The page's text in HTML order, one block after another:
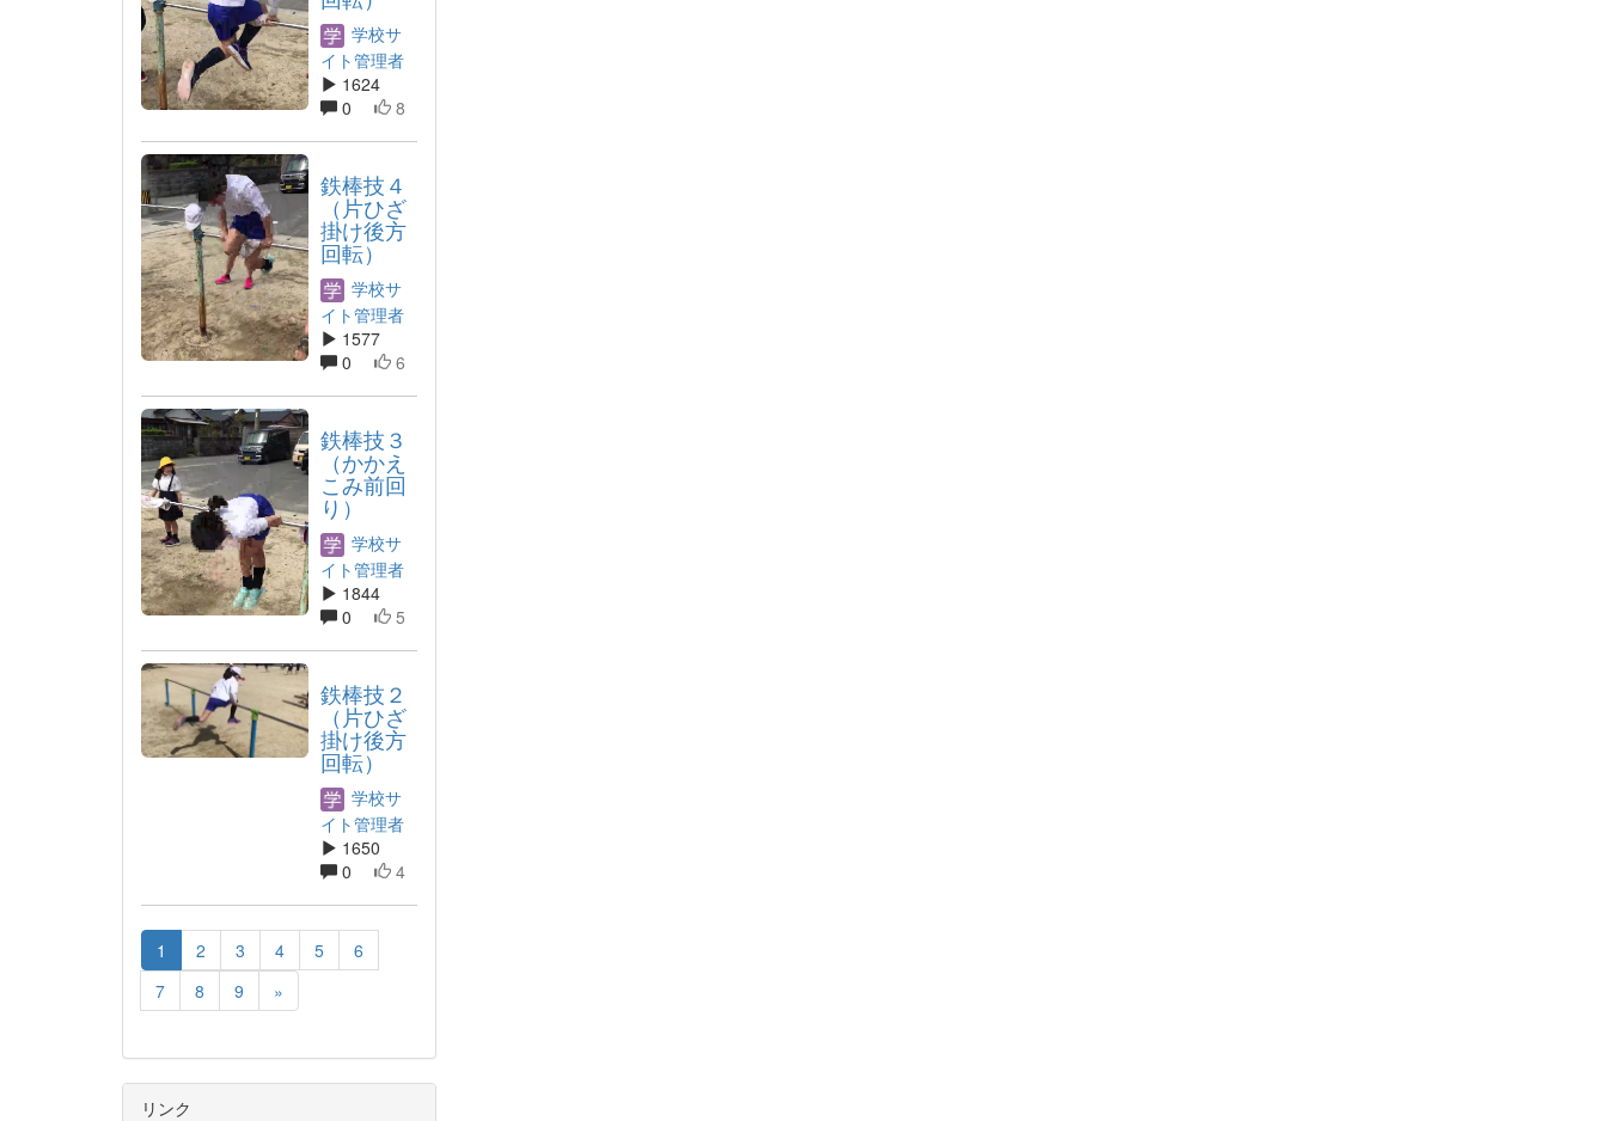
学校サ
イト管理者
1624
0
8
鉄棒技４
（片ひざ
掛け後方
回転）
学校サ
イト管理者
1577
0
6
鉄棒技３
（かかえ
こみ前回
り）
学校サ
イト管理者
1844
0
5
鉄棒技２
（片ひざ
掛け後方
回転）
学校サ
イト管理者
1650
0
4
1 2 3 4 5
6
7
8 9 »
リンク